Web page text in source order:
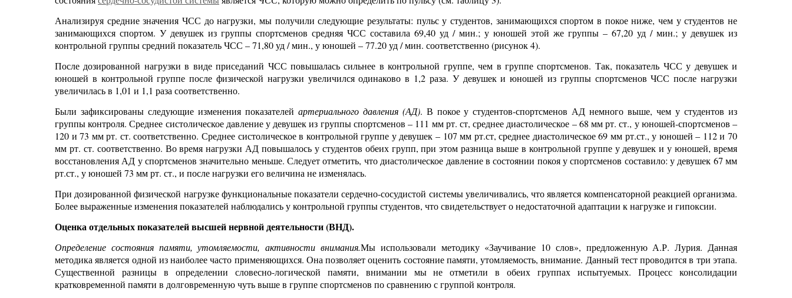
Анализируя средние значения ЧСС до нагрузки, мы получили следующие результаты: пульс у студентов, занимающихся спортом в покое ниже, чем у студентов не
занимающихся спортом. У девушек из группы спортсменов средняя ЧСС составила 69,40 уд / мин.; у юношей этой же группы – 67,20 уд / мин.; у девушек из
контрольной группы средний показатель ЧСС – 71,80 уд / мин., у юношей – 77.20 уд / мин. соответственно (рисунок 4).
После дозированной нагрузки в виде приседаний ЧСС повышалась сильнее в контрольной группе, чем в группе спортсменов. Так, показатель ЧСС у девушек и
юношей в контрольной группе после физической нагрузки увеличился одинаково в 1,2 раза. У девушек и юношей из группы спортсменов ЧСС после нагрузки
увеличилась в 1,01 и 1,1 раза соответственно.
Были зафиксированы следующие изменения показателей артериального давления (АД). В покое у студентов-спортсменов АД немного выше, чем у студентов из
группы контроля. Среднее систолическое давление у девушек из группы спортсменов – 111 мм рт. ст, среднее диастолическое – 68 мм рт. ст., у юношей-спортсменов –
120 и 73 мм рт. ст. соответственно. Среднее систолическое в контрольной группе у девушек – 107 мм рт.ст, среднее диастолическое 69 мм рт.ст., у юношей – 112 и 70
мм рт. ст. соответственно. Во время нагрузки АД повышалось у студентов обеих групп, при этом разница выше в контрольной группе у девушек и у юношей, время
восстановления АД у спортсменов значительно меньше. Следует отметить, что диастолическое давление в состоянии покоя у спортсменов составило: у девушек 67 мм
рт.ст., у юношей 73 мм рт. ст., и после нагрузки его величина не изменялась.
При дозированной физической нагрузке функциональные показатели сердечно-сосудистой системы увеличивались, что является компенсаторной реакцией организма.
Более выраженные изменения показателей наблюдались у контрольной группы студентов, что свидетельствует о недостаточной адаптации к нагрузке и гипоксии.
Оценка отдельных показателей высшей нервной деятельности (ВНД).
Определение состояния памяти, утомляемости, активности внимания.Мы использовали методику «Заучивание 10 слов», предложенную А.Р. Лурия. Данная
методика является одной из наиболее часто применяющихся. Она позволяет оценить состояние памяти, утомляемость, внимание. Данный тест проводится в три этапа.
Существенной разницы в определении словесно-логической памяти, внимании мы не отметили в обеих группах испытуемых. Процесс консолидации
кратковременной памяти в долговременную чуть выше в группе спортсменов по сравнению с группой контроля.